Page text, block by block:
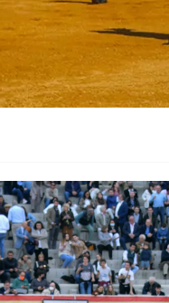
PHOTOS TAURINES 2026